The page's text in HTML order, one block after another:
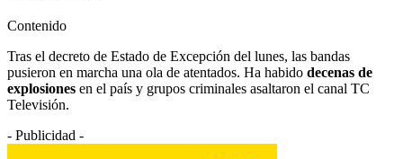
Contenido
Tras el decreto de Estado de Excepción del lunes, las bandas
pusieron en marcha una ola de atentados. Ha habido decenas de
explosiones en el país y grupos criminales asaltaron el canal TC
Televisión.
- Publicidad -